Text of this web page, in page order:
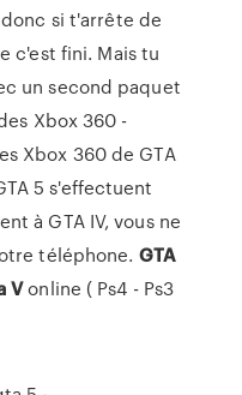
si t'arrête de
c'est fini. Mais tu
un second paquet
Xbox 360 -
Xbox 360 de GTA
5 s'effectuent
à GTA IV, vous ne
téléphone. GTA
Vonline ( Ps4 - Ps3